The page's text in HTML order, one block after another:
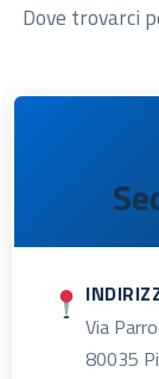
Dove trovarci
Via
80035